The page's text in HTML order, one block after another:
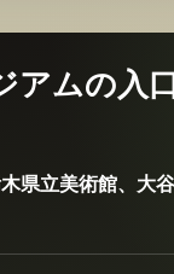
アムの入口
県立美術館、大